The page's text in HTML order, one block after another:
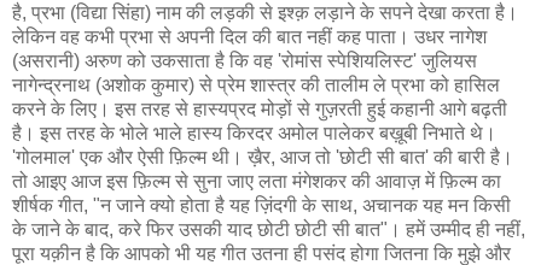
है, प्रभा (विद्या सिंहा) नाम की लड़की से इश्क़ लड़ाने के सपने देखा करता है।
लेकिन वह कभी प्रभा से अपनी दिल की बात नहीं कह पाता। उधर नागेश
(असरानी) अरुण को उकसाता है कि वह 'रोमांस स्पेशियलिस्ट' जुलियस
नागेन्द्रनाथ (अशोक कुमार) से प्रेम शास्त्र की तालीम ले प्रभा को हासिल
करने के लिए। इस तरह से हास्यप्रद मोड़ों से गुज़रती हुई कहानी आगे बढ़ती
है। इस तरह के भोले भाले हास्य किरदर अमोल पालेकर बख़ूबी निभाते थे।
'गोलमाल' एक और ऐसी फ़िल्म थी। ख़ैर, आज तो 'छोटी सी बात' की बारी है।
तो आइए आज इस फ़िल्म से सुना जाए लता मंगेशकर की आवाज़ में फ़िल्म का
शीर्षक गीत, "न जाने क्यो होता है यह ज़िंदगी के साथ, अचानक यह मन किसी
के जाने के बाद, करे फिर उसकी याद छोटी छोटी सी बात"। हमें उम्मीद ही नहीं,
पूरा यक़ीन है कि आपको भी यह गीत उतना ही पसंद होगा जितना कि मुझे और